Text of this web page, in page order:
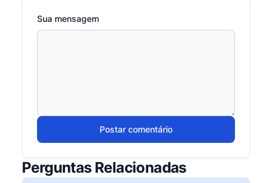
Sua mensagem
Postar comentário
Perguntas Relacionadas